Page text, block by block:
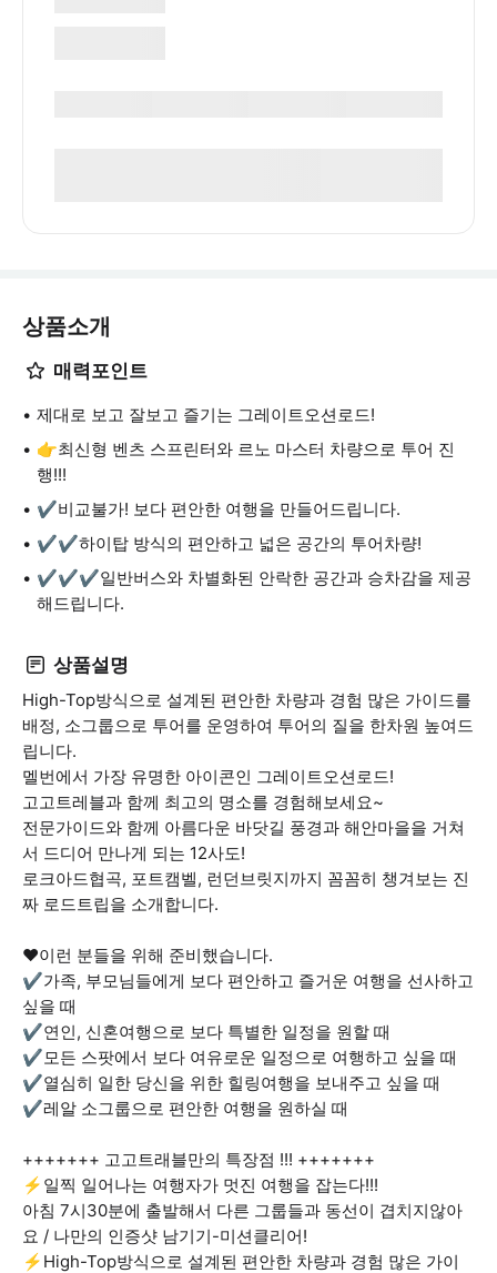
상품소개
매력포인트
제대로 보고 잘보고 즐기는 그레이트오션로드!
👉최신형 벤츠 스프린터와 르노 마스터 차량으로 투어 진
행!!!
✔비교불가! 보다 편안한 여행을 만들어드립니다.
✔✔하이탑 방식의 편안하고 넓은 공간의 투어차량!
✔✔✔일반버스와 차별화된 안락한 공간과 승차감을 제공
해드립니다.
상품설명
High-Top방식으로 설계된 편안한 차량과 경험 많은 가이드를
배정, 소그룹으로 투어를 운영하여 투어의 질을 한차원 높여드
립니다.
멜번에서 가장 유명한 아이콘인 그레이트오션로드!
고고트레블과 함께 최고의 명소를 경험해보세요~
전문가이드와 함께 아름다운 바닷길 풍경과 해안마을을 거쳐
서 드디어 만나게 되는 12사도!
로크아드협곡, 포트캠벨, 런던브릿지까지 꼼꼼히 챙겨보는 진
짜 로드트립을 소개합니다.
❤이런 분들을 위해 준비했습니다.
✔가족, 부모님들에게 보다 편안하고 즐거운 여행을 선사하고
싶을 때
✔연인, 신혼여행으로 보다 특별한 일정을 원할 때
✔모든 스팟에서 보다 여유로운 일정으로 여행하고 싶을 때
✔열심히 일한 당신을 위한 힐링여행을 보내주고 싶을 때
✔레알 소그룹으로 편안한 여행을 원하실 때
+++++++ 고고트래블만의 특장점 !!! +++++++
⚡일찍 일어나는 여행자가 멋진 여행을 잡는다!!!
아침 7시30분에 출발해서 다른 그룹들과 동선이 겹치지않아
요 / 나만의 인증샷 남기기-미션클리어!
⚡High-Top방식으로 설계된 편안한 차량과 경험 많은 가이